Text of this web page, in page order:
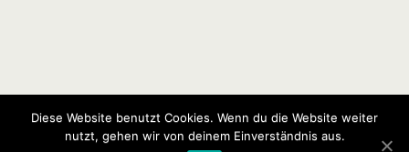
Diese Website benutzt Cookies. Wenn du die Website weiter
nutzt, gehen wir von deinem Einverständnis aus.